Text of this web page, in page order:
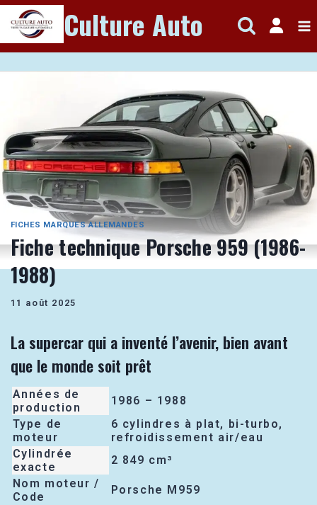
Aller
au
contenu
Culture Auto
FICHES MARQUES ALLEMANDES
Fiche technique Porsche 959 (1986-
1988)
11 août 2025
La supercar qui a inventé l’avenir, bien avant
que le monde soit prêt
Années de
production
1986 – 1988
Type de
moteur
6 cylindres à plat, bi-turbo,
refroidissement air/eau
Cylindrée
exacte
2 849 cm³
Nom moteur /
Code
Porsche M959